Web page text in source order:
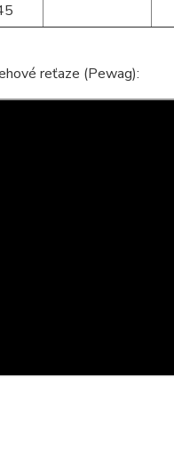
reťaze (Pewag):